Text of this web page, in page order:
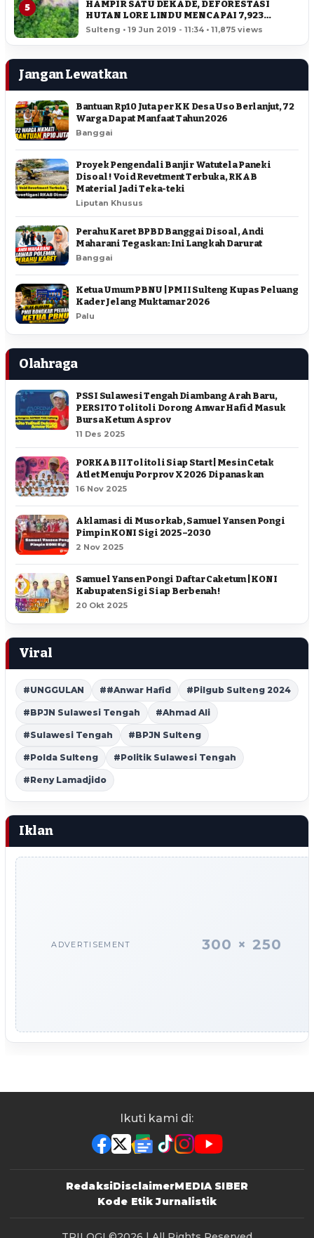
5
HAMPIR SATU DEKADE, DEFORESTASI
HUTAN LORE LINDU MENCAPAI 7,923
HEKTAR
Sulteng • 19 Jun 2019 - 11:34 • 11,875 views
Jangan Lewatkan
Bantuan Rp10 Juta per KK Desa Uso Berlanjut, 72
Warga Dapat Manfaat Tahun 2026
Banggai
Proyek Pengendali Banjir Watutela Paneki
Disoal ! Void Revetment Terbuka, RKAB
Material Jadi Teka-teki
Liputan Khusus
Perahu Karet BPBD Banggai Disoal, Andi
Maharani Tegaskan: Ini Langkah Darurat
Banggai
Ketua Umum PBNU | PMII Sulteng Kupas Peluang
Kader Jelang Muktamar 2026
Palu
Olahraga
PSSI Sulawesi Tengah Diambang Arah Baru,
PERSITO Tolitoli Dorong Anwar Hafid Masuk
Bursa Ketum Asprov
11 Des 2025
PORKAB II Tolitoli Siap Start | Mesin Cetak
Atlet Menuju Porprov X 2026 Dipanaskan
16 Nov 2025
Aklamasi di Musorkab, Samuel Yansen Pongi
Pimpin KONI Sigi 2025–2030
2 Nov 2025
Samuel Yansen Pongi Daftar Caketum | KONI
Kabupaten Sigi Siap Berbenah !
20 Okt 2025
Viral
#UNGGULAN ##Anwar Hafid #Pilgub Sulteng 2024
#BPJN Sulawesi Tengah #Ahmad Ali
#Sulawesi Tengah #BPJN Sulteng
#Polda Sulteng #Politik Sulawesi Tengah
#Reny Lamadjido
Iklan
ADVERTISEMENT 300 × 250
Ikuti kami di:
RedaksiDisclaimerMEDIA SIBER
Kode Etik Jurnalistik